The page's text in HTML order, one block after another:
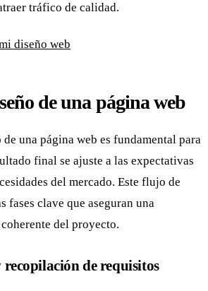
tráfico de calidad.
diseño web
de una página web
una página web es fundamental para
final se ajuste a las expectativas
del mercado. Este flujo de
fases clave que aseguran una
del proyecto.
de requisitos